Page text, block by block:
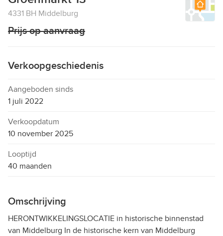
4331 BH Middelburg
Prijs op aanvraag
Verkoopgeschiedenis
Aangeboden sinds
1 juli 2022
Verkoopdatum
10 november 2025
Looptijd
40 maanden
Omschrijving
HERONTWIKKELINGSLOCATIE in historische binnenstad
van Middelburg In de historische kern van Middelburg